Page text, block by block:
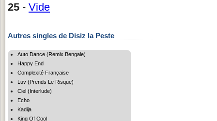
25 - Vide
Autres singles de Disiz la Peste
Auto Dance (Remix Bengale)
Happy End
Complexité Française
Luv (Prends Le Risque)
Ciel (Interlude)
Echo
Kadija
King Of Cool